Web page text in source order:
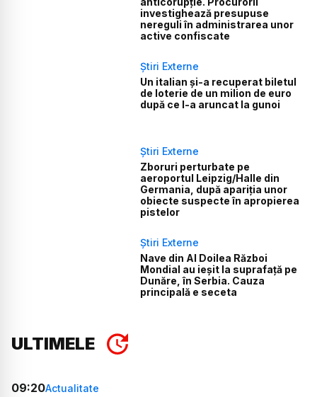
investighează presupuse
nereguli în administrarea unor
active confiscate
Știri Externe
Un italian și-a recuperat biletul
de loterie de un milion de euro
după ce l-a aruncat la gunoi
Știri Externe
Zboruri perturbate pe
aeroportul Leipzig/Halle din
Germania, după apariția unor
obiecte suspecte în apropierea
pistelor
Știri Externe
Nave din Al Doilea Război
Mondial au ieșit la suprafață pe
Dunăre, în Serbia. Cauza
principală e seceta
ULTIMELE
09:20Actualitate